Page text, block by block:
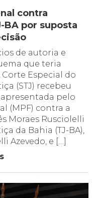
contra
BA por suposta
de autoria e
que teria
Especial do
(STJ) recebeu
pelo
(MPF) contra a
Moraes Rusciolelli
da Bahia (TJ-BA),
Azevedo, e […]